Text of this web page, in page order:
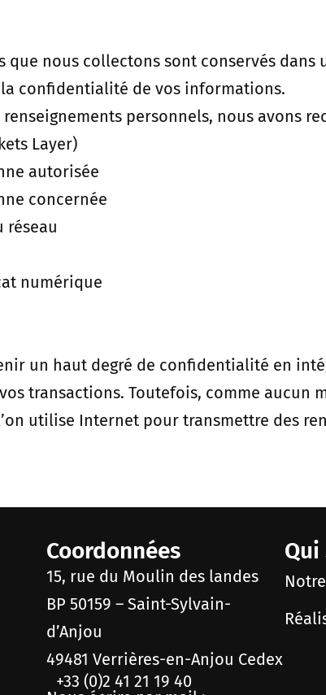
que nous collectons sont conservés
confidentialité de vos informations.
personnels, nous avons
Layer)
autorisée
concernée
réseau
numérique
un haut degré de confidentialité en
transactions. Toutefois, comme aucun
utilise Internet pour transmettre des
Coordonnées
15, rue du Moulin des landes
BP 50159 – Saint-Sylvain-
d’Anjou
49481 Verrières-en-Anjou Cedex
+33 (0)2 41 21 19 40
Qui